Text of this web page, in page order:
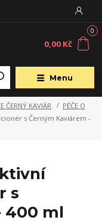
Menu
0
0,00 Kč
ČERNÝ KAVIÁR
PÉČE O
s Černým Kaviárem -
s
400 ml